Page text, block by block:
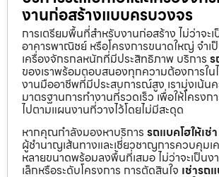
งานก่อสร้างแบบครบวงจร
การเตรียมพื้นที่สำหรับงานก่อสร้าง ไม่ว่าจะ
อาคารพาณิชย์ หรือโครงการขนาดใหญ่ จำเ
เครื่องจักรกลหนักที่มีประสิทธิภาพ บริการ
ของเราพร้อมตอบสนองทุกความต้องการใ
งานมืออาชีพที่มีประสบการณ์สูง เรามุ่งเน้น
มาตรฐานการทำงานที่รวดเร็ว เพื่อให้โครง
ไปตามแผนงานที่วางไว้โดยไม่มีสะดุด
หากคุณกำลังมองหาบริการ รถแบคโฮให้เช่า
ผู้ชำนาญเส้นทางและเชี่ยวชาญการควบคุมเ
หลายขนาดพร้อมลงพื้นที่เสมอ ไม่ว่าจะเป็นง
เล็กหรือระดับโครงการ การตัดสินใจ เช่ารถ